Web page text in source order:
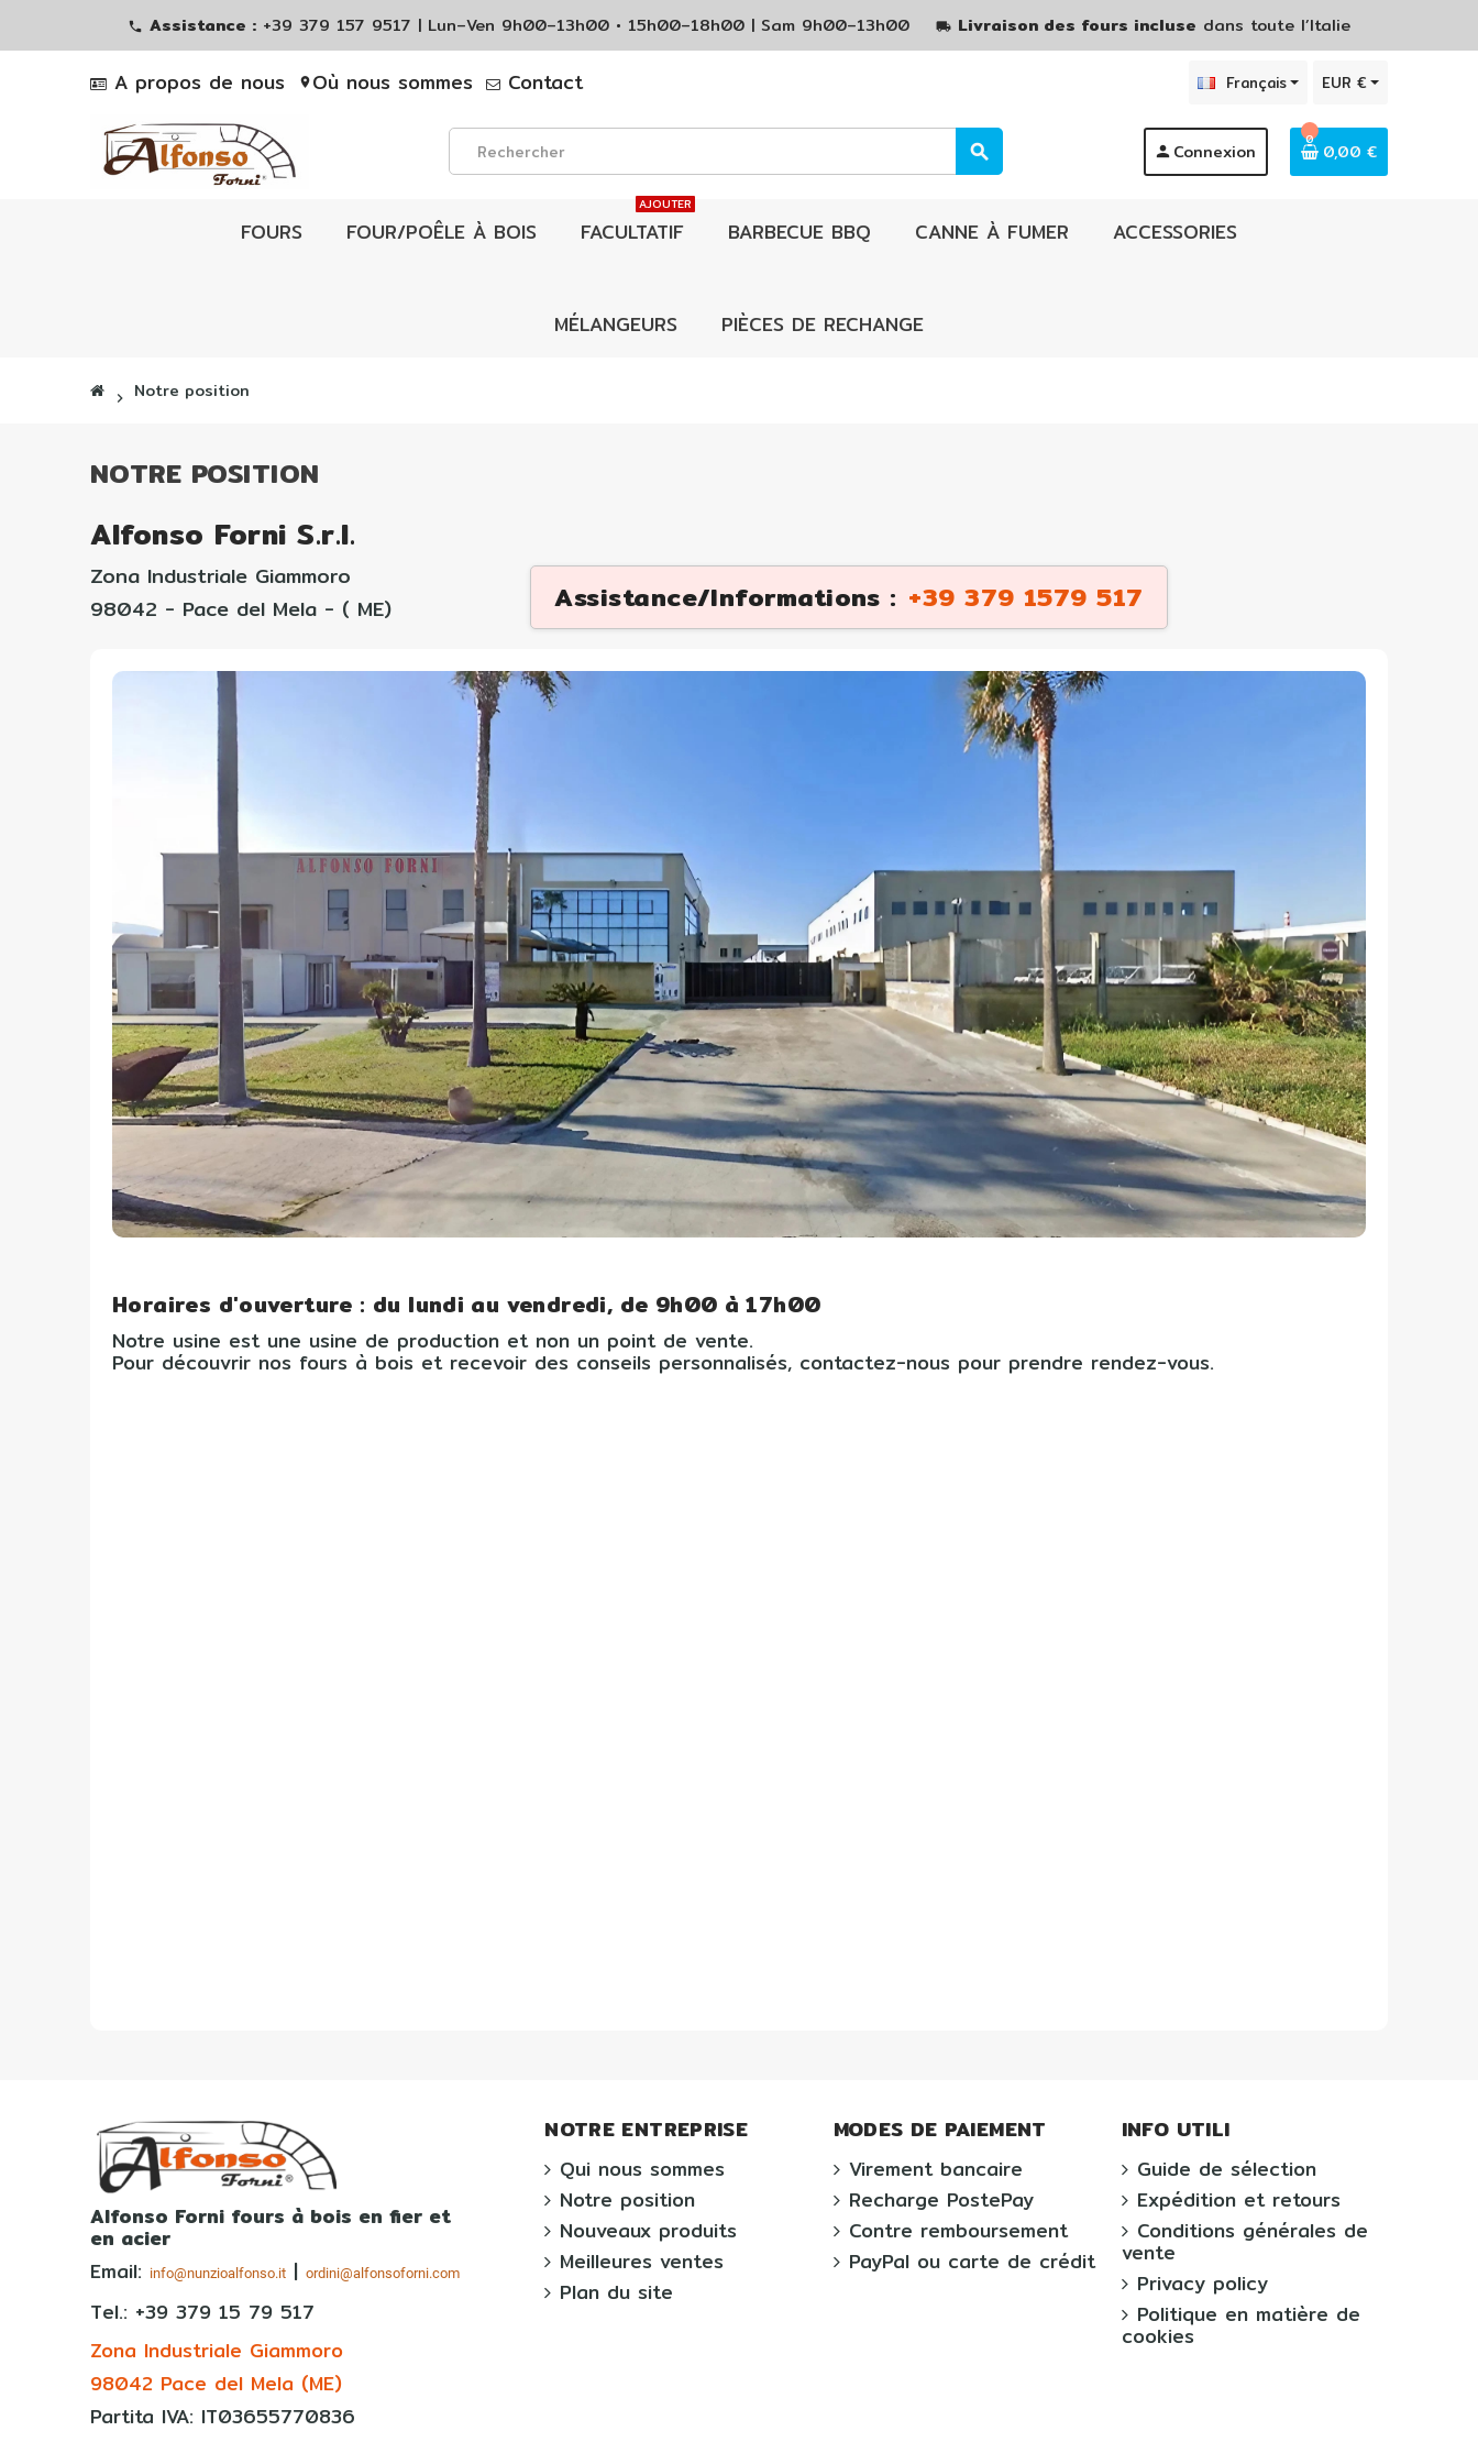
phone Assistance : +39 379 157 9517 | Lun–Ven 9h00–13h00 • 15h00–18h00 | Sam 9h00–13h00 local_shipping Livraison des fours incluse dans toute l’Italie
A propos de nous location_on Où nous sommes Contact Français EUR €
search person Connexion
0
0,00 €
FOURS FOUR/POÊLE À BOIS FACULTATIF
AJOUTER
BARBECUE BBQ CANNE À FUMER ACCESSORIES
MÉLANGEURS PIÈCES DE RECHANGE
chevron_right Notre position
NOTRE POSITION
Alfonso Forni S.r.l.
Zona Industriale Giammoro
98042 - Pace del Mela - ( ME)
Assistance/Informations : +39 379 1579 517
Horaires d'ouverture : du lundi au vendredi, de 9h00 à 17h00
Notre usine est une usine de production et non un point de vente.
Pour découvrir nos fours à bois et recevoir des conseils personnalisés, contactez-nous pour prendre rendez-vous.
Alfonso Forni fours à bois en fier et
en acier
Email: info@nunzioalfonso.it | ordini@alfonsoforni.com
Tel.: +39 379 15 79 517
Zona Industriale Giammoro
98042 Pace del Mela (ME)
Partita IVA: IT03655770836
NOTRE ENTREPRISE
Qui nous sommes
Notre position
Nouveaux produits
Meilleures ventes
Plan du site
MODES DE PAIEMENT
Virement bancaire
Recharge PostePay
Contre remboursement
PayPal ou carte de crédit
INFO UTILI
Guide de sélection
Expédition et retours
Conditions générales de
vente
Privacy policy
Politique en matière de
cookies